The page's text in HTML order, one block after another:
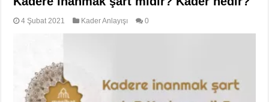
4 Şubat 2021 Kader Anlayışı 0